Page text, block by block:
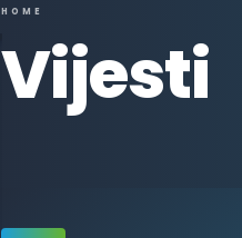
HOME
Vijesti